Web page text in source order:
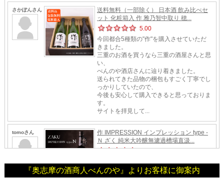
『奥志摩の酒商人べんのや』よりお客様に御案内